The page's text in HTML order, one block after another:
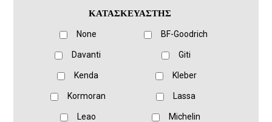
ΚΑΤΑΣΚΕΥΑΣΤΗΣ
None BF-Goodrich
Davanti Giti
Kenda Kleber
Kormoran Lassa
Leao Michelin